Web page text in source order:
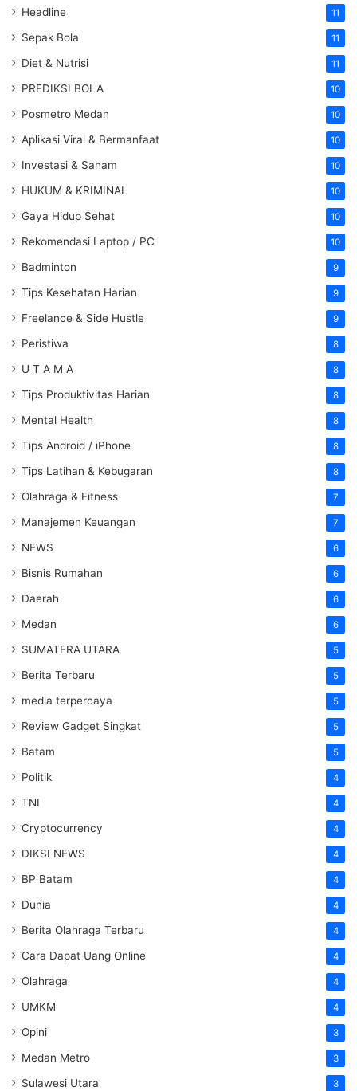
Headline 11
Sepak Bola 11
Diet & Nutrisi 11
PREDIKSI BOLA 10
Posmetro Medan 10
Aplikasi Viral & Bermanfaat 10
Investasi & Saham 10
HUKUM & KRIMINAL 10
Gaya Hidup Sehat 10
Rekomendasi Laptop / PC 10
Badminton 9
Tips Kesehatan Harian 9
Freelance & Side Hustle 9
Peristiwa 8
U T A M A 8
Tips Produktivitas Harian 8
Mental Health 8
Tips Android / iPhone 8
Tips Latihan & Kebugaran 8
Olahraga & Fitness 7
Manajemen Keuangan 7
NEWS 6
Bisnis Rumahan 6
Daerah 6
Medan 6
SUMATERA UTARA 5
Berita Terbaru 5
media terpercaya 5
Review Gadget Singkat 5
Batam 5
Politik 4
TNI 4
Cryptocurrency 4
DIKSI NEWS 4
BP Batam 4
Dunia 4
Berita Olahraga Terbaru 4
Cara Dapat Uang Online 4
Olahraga 4
UMKM 4
Opini 3
Medan Metro 3
Sulawesi Utara 3